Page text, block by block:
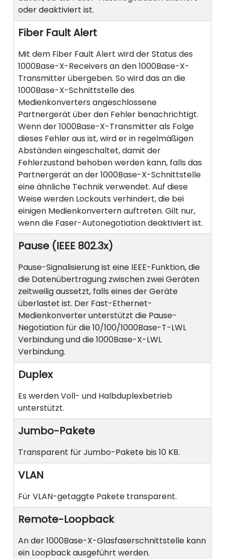
oder deaktiviert ist.
Fiber Fault Alert
Mit dem Fiber Fault Alert wird der Status des
1000Base-X-Receivers an den 1000Base-X-
Transmitter übergeben. So wird das an die
1000Base-X-Schnittstelle des
Medienkonverters angeschlossene
Partnergerät über den Fehler benachrichtigt.
Wenn der 1000Base-X-Transmitter als Folge
dieses Fehler aus ist, wird er in regelmäßigen
Abständen eingeschaltet, damit der
Fehlerzustand behoben werden kann, falls das
Partnergerät an der 1000Base-X-Schnittstelle
eine ähnliche Technik verwendet. Auf diese
Weise werden Lockouts verhindert, die bei
einigen Medienkonvertern auftreten. Gilt nur,
wenn die Faser-Autonegotiation deaktiviert ist.
Pause (IEEE 802.3x)
Pause-Signalisierung ist eine IEEE-Funktion, die
die Datenübertragung zwischen zwei Geräten
zeitweilig aussetzt, falls eines der Geräte
überlastet ist. Der Fast-Ethernet-
Medienkonverter unterstützt die Pause-
Negotiation für die 10/100/1000Base-T-LWL
Verbindung und die 1000Base-X-LWL
Verbindung.
Duplex
Es werden Voll- und Halbduplexbetrieb
unterstützt.
Jumbo-Pakete
Transparent für Jumbo-Pakete bis 10 KB.
VLAN
Für VLAN-getaggte Pakete transparent.
Remote-Loopback
An der 1000Base-X-Glasfaserschnittstelle kann
ein Loopback ausgeführt werden.